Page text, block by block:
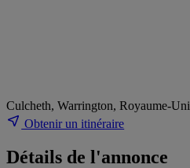
Culcheth, Warrington, Royaume-Uni
Obtenir un itinéraire
Détails de l'annonce